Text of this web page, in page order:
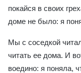
покайся в своих
доме не было: я
Мы с соседкой
читать ее дома. И
воедино: я поняла,